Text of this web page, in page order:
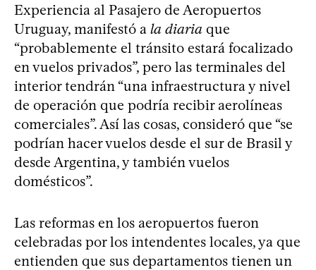
Experiencia al Pasajero de Aeropuertos
Uruguay, manifestó a la diaria que
“probablemente el tránsito estará focalizado
en vuelos privados”, pero las terminales del
interior tendrán “una infraestructura y nivel
de operación que podría recibir aerolíneas
comerciales”. Así las cosas, consideró que “se
podrían hacer vuelos desde el sur de Brasil y
desde Argentina, y también vuelos
domésticos”.
Las reformas en los aeropuertos fueron
celebradas por los intendentes locales, ya que
entienden que sus departamentos tienen un